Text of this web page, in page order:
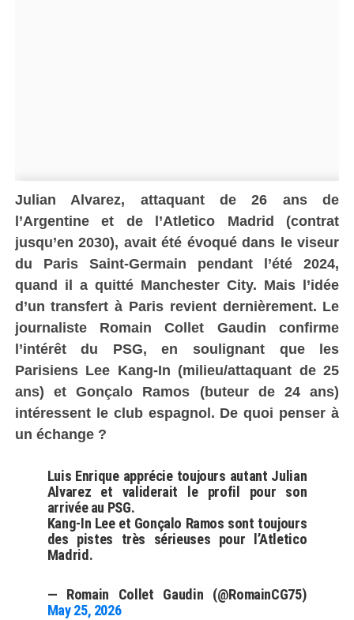
Julian Alvarez, attaquant de 26 ans de
l’Argentine et de l’Atletico Madrid (contrat
jusqu’en 2030), avait été évoqué dans le viseur
du Paris Saint-Germain pendant l’été 2024,
quand il a quitté Manchester City. Mais l’idée
d’un transfert à Paris revient dernièrement. Le
journaliste Romain Collet Gaudin confirme
l’intérêt du PSG, en soulignant que les
Parisiens Lee Kang-In (milieu/attaquant de 25
ans) et Gonçalo Ramos (buteur de 24 ans)
intéressent le club espagnol. De quoi penser à
un échange ?
Luis Enrique apprécie toujours autant Julian
Alvarez et validerait le profil pour son
arrivée au PSG.
Kang-In Lee et Gonçalo Ramos sont toujours
des pistes très sérieuses pour l’Atletico
Madrid.
— Romain Collet Gaudin (@RomainCG75)
May 25, 2026